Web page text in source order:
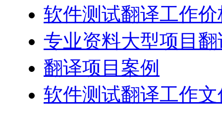
软件测试翻译工作
专业资料大型项目翻
翻译项目案例
软件测试翻译工作